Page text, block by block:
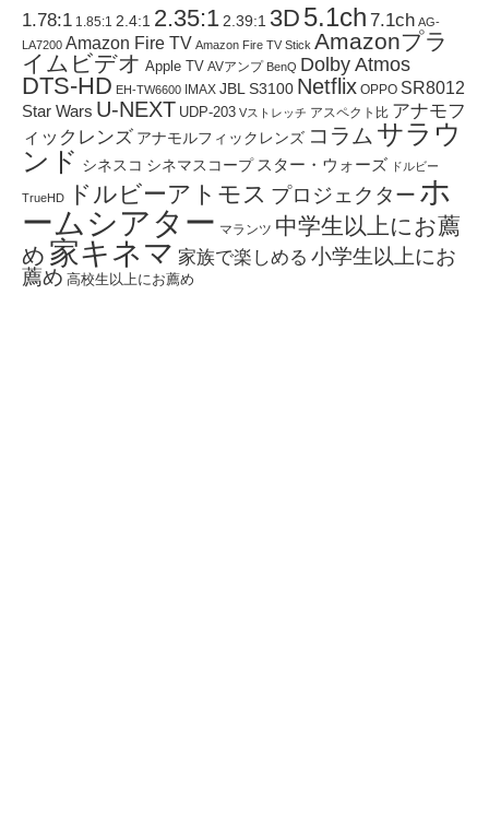
1.78:1 1.85:1 2.4:1 2.35:1 2.39:1 3D 5.1ch 7.1ch AG-
LA7200 Amazon Fire TV Amazon Fire TV Stick Amazonプラ
イムビデオ Apple TV AVアンプ BenQ Dolby Atmos
DTS-HD EH-TW6600 IMAX JBL S3100 Netflix OPPO SR8012
Star Wars U-NEXT UDP-203 Vストレッチ アスペクト比 アナモフ
ィックレンズ アナモルフィックレンズ コラム サラウ
ンド シネスコ シネマスコープ スター・ウォーズ ドルビー
TrueHD ドルビーアトモス プロジェクター ホ
ームシアター マランツ 中学生以上にお薦
め 家キネマ 家族で楽しめる 小学生以上にお
薦め 高校生以上にお薦め